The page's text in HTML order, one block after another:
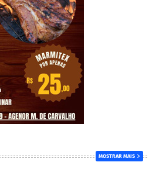
MOSTRAR MAIS